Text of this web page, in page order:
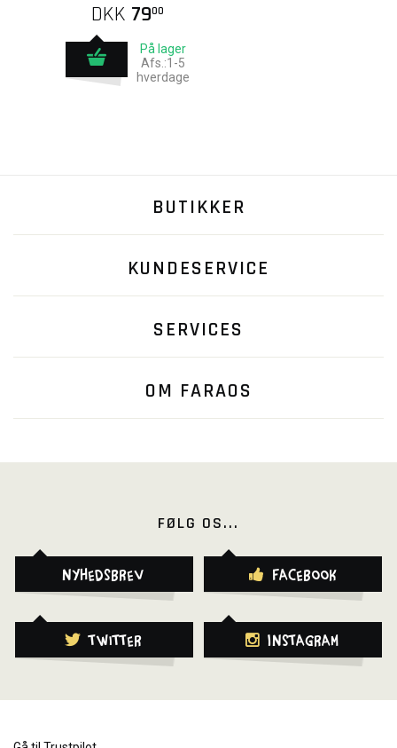
DKK 7900
På lager
Afs.:1-5
hverdage
BUTIKKER
KUNDESERVICE
SERVICES
OM FARAOS
FØLG OS...
Nyhedsbrev Facebook
Twitter Instagram